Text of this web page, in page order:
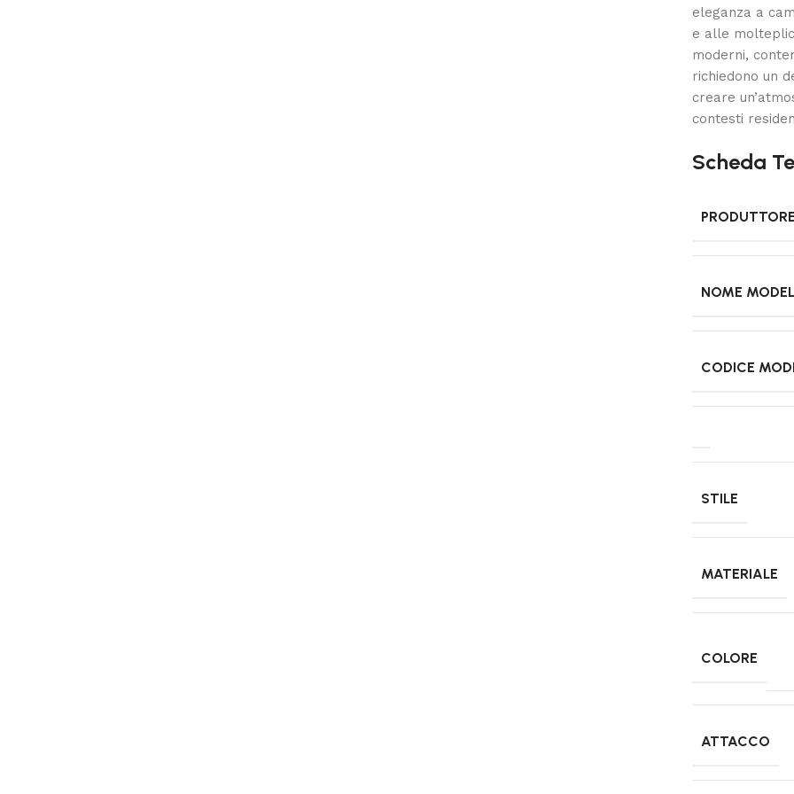
eleganza a
e alle
moderni,
richiedono un
creare
contesti
Scheda
NOME
CODICE
STILE
MATERIALE
COLORE
ATTACCO